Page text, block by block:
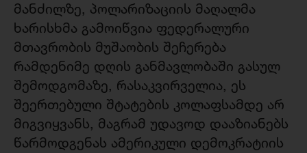
მანძილზე, პოლარიზაციის მაღალმა
ხარისხმა გამოიწვია ფედერალური
მთავრობის მუშაობის შეჩერება
რამდენიმე დღის განმავლობაში გასულ
შემოდგომაზე, რასაკვირველია, ეს
შეერთებული შტატების კოლაფსამდე არ
მიგვიყვანს, მაგრამ უდავოდ დააზიანებს
წარმოდგენას ამერიკული დემოკრატიის